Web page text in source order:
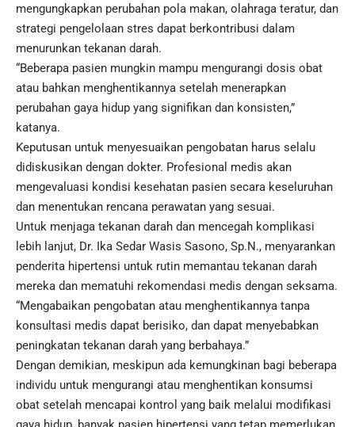
mengungkapkan perubahan pola makan, olahraga teratur, dan
strategi pengelolaan stres dapat berkontribusi dalam
menurunkan tekanan darah.
“Beberapa pasien mungkin mampu mengurangi dosis obat
atau bahkan menghentikannya setelah menerapkan
perubahan gaya hidup yang signifikan dan konsisten,”
katanya.
Keputusan untuk menyesuaikan pengobatan harus selalu
didiskusikan dengan dokter. Profesional medis akan
mengevaluasi kondisi kesehatan pasien secara keseluruhan
dan menentukan rencana perawatan yang sesuai.
Untuk menjaga tekanan darah dan mencegah komplikasi
lebih lanjut, Dr. Ika Sedar Wasis Sasono, Sp.N., menyarankan
penderita hipertensi untuk rutin memantau tekanan darah
mereka dan mematuhi rekomendasi medis dengan seksama.
“Mengabaikan pengobatan atau menghentikannya tanpa
konsultasi medis dapat berisiko, dan dapat menyebabkan
peningkatan tekanan darah yang berbahaya.”
Dengan demikian, meskipun ada kemungkinan bagi beberapa
individu untuk mengurangi atau menghentikan konsumsi
obat setelah mencapai kontrol yang baik melalui modifikasi